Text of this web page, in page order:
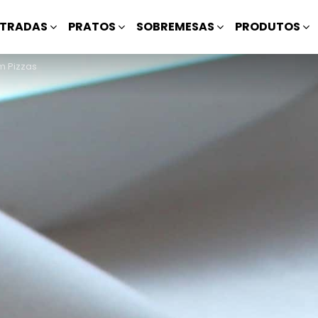
PRATOS SOBREMESAS PRODUTOS
Pizzas